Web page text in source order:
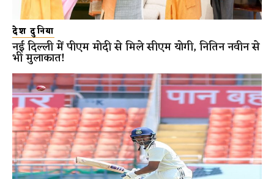
देश दुनिया
नई दिल्ली में पीएम मोदी से मिले सीएम योगी, नितिन नवीन से
भी मुलाकात!